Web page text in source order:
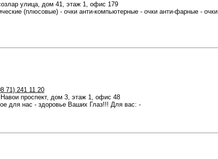
улица, дом 41, этаж 1, офис 179
(плюсовые) - очки анти-компьютерные - очки анти-фарные - очки
71) 241 11 20
проспект, дом 3, этаж 1, офис 48
Ваших Глаз!!! Для вас: -